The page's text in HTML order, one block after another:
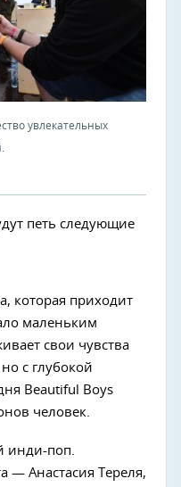
увлекательных
петь следующие
которая приходит
маленьким
свои чувства
с глубокой
Beautiful Boys
человек.
инди-поп.
— Анастасия Тереля,